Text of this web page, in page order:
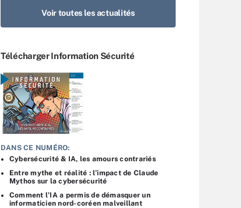
Voir toutes les actualités
Télécharger Information Sécurité
DANS CE NUMÉRO:
Cybersécurité & IA, les amours contrariés
Entre mythe et réalité : l’impact de Claude
Mythos sur la cybersécurité
Comment l’IA a permis de démasquer un
informaticien nord-coréen malveillant